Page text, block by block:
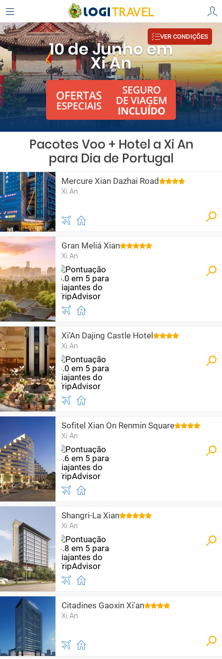
10 de Junho em
Xi An
VER CONDIÇÕES
Pacotes Voo + Hotel a Xi An
para Dia de Portugal
Mercure Xian Dazhai Road
Xi An
Gran Meliá Xian
Xi An
Xi’An Dajing Castle Hotel
Xi An
Sofitel Xian On Renmin Square
Xi An
Shangri-La Xian
Xi An
Citadines Gaoxin Xi'an
Xi An